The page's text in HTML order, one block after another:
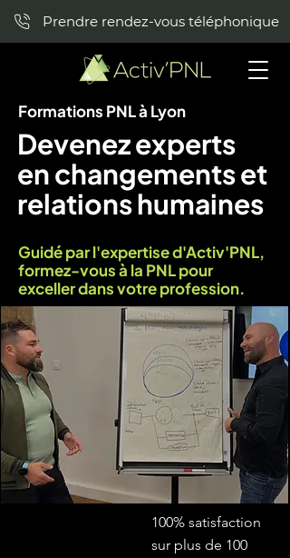
Prendre rendez-vous téléphonique
Formations PNL à Lyon
Devenez experts
en changements et
relations humaines
Guidé par l'expertise d'Activ'PNL,
formez-vous à la PNL pour
exceller dans votre profession.
100% satisfaction
sur plus de 100